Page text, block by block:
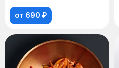
от 690 ₽